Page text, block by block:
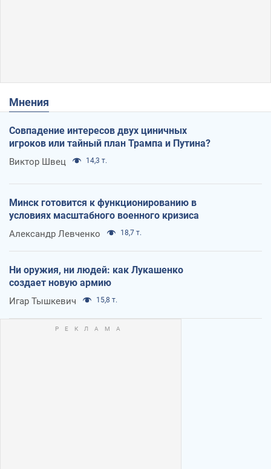
Мнения
Совпадение интересов двух циничных
игроков или тайный план Трампа и Путина?
Виктор Швец 14,3 т.
Минск готовится к функционированию в
условиях масштабного военного кризиса
Александр Левченко 18,7 т.
Ни оружия, ни людей: как Лукашенко
создает новую армию
Игар Тышкевич 15,8 т.